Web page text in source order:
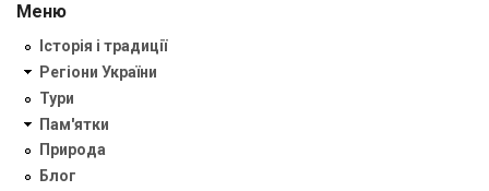
Меню
Історія і традиції
Регіони України
Тури
Пам'ятки
Природа
Блог